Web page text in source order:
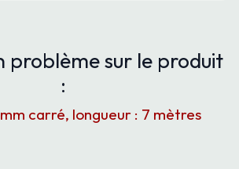
problème sur le produit
:
carré, longueur : 7 mètres